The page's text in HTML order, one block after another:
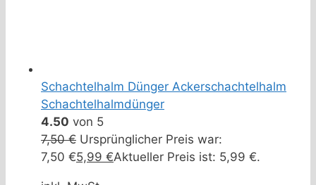
Schachtelhalm Dünger Ackerschachtelhalm
Schachtelhalmdünger
4.50 von 5
7,50€ Ursprünglicher Preis war:
7,50 €5,99 €Aktueller Preis ist: 5,99 €.